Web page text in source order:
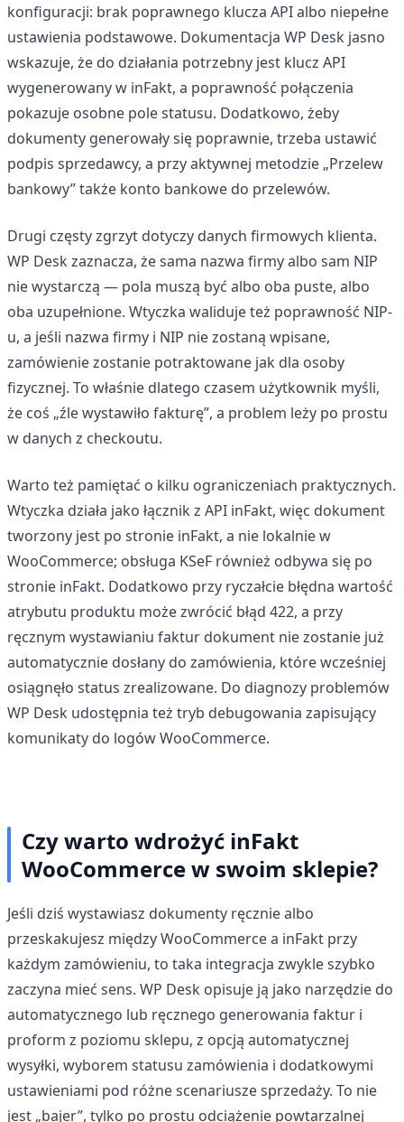
konfiguracji: brak poprawnego klucza API albo niepełne
ustawienia podstawowe. Dokumentacja WP Desk jasno
wskazuje, że do działania potrzebny jest klucz API
wygenerowany w inFakt, a poprawność połączenia
pokazuje osobne pole statusu. Dodatkowo, żeby
dokumenty generowały się poprawnie, trzeba ustawić
podpis sprzedawcy, a przy aktywnej metodzie „Przelew
bankowy” także konto bankowe do przelewów.
Drugi częsty zgrzyt dotyczy danych firmowych klienta.
WP Desk zaznacza, że sama nazwa firmy albo sam NIP
nie wystarczą — pola muszą być albo oba puste, albo
oba uzupełnione. Wtyczka waliduje też poprawność NIP-
u, a jeśli nazwa firmy i NIP nie zostaną wpisane,
zamówienie zostanie potraktowane jak dla osoby
fizycznej. To właśnie dlatego czasem użytkownik myśli,
że coś „źle wystawiło fakturę”, a problem leży po prostu
w danych z checkoutu.
Warto też pamiętać o kilku ograniczeniach praktycznych.
Wtyczka działa jako łącznik z API inFakt, więc dokument
tworzony jest po stronie inFakt, a nie lokalnie w
WooCommerce; obsługa KSeF również odbywa się po
stronie inFakt. Dodatkowo przy ryczałcie błędna wartość
atrybutu produktu może zwrócić błąd 422, a przy
ręcznym wystawianiu faktur dokument nie zostanie już
automatycznie dosłany do zamówienia, które wcześniej
osiągnęło status zrealizowane. Do diagnozy problemów
WP Desk udostępnia też tryb debugowania zapisujący
komunikaty do logów WooCommerce.
Czy warto wdrożyć inFakt
WooCommerce w swoim sklepie?
Jeśli dziś wystawiasz dokumenty ręcznie albo
przeskakujesz między WooCommerce a inFakt przy
każdym zamówieniu, to taka integracja zwykle szybko
zaczyna mieć sens. WP Desk opisuje ją jako narzędzie do
automatycznego lub ręcznego generowania faktur i
proform z poziomu sklepu, z opcją automatycznej
wysyłki, wyborem statusu zamówienia i dodatkowymi
ustawieniami pod różne scenariusze sprzedaży. To nie
jest „bajer”, tylko po prostu odciążenie powtarzalnej